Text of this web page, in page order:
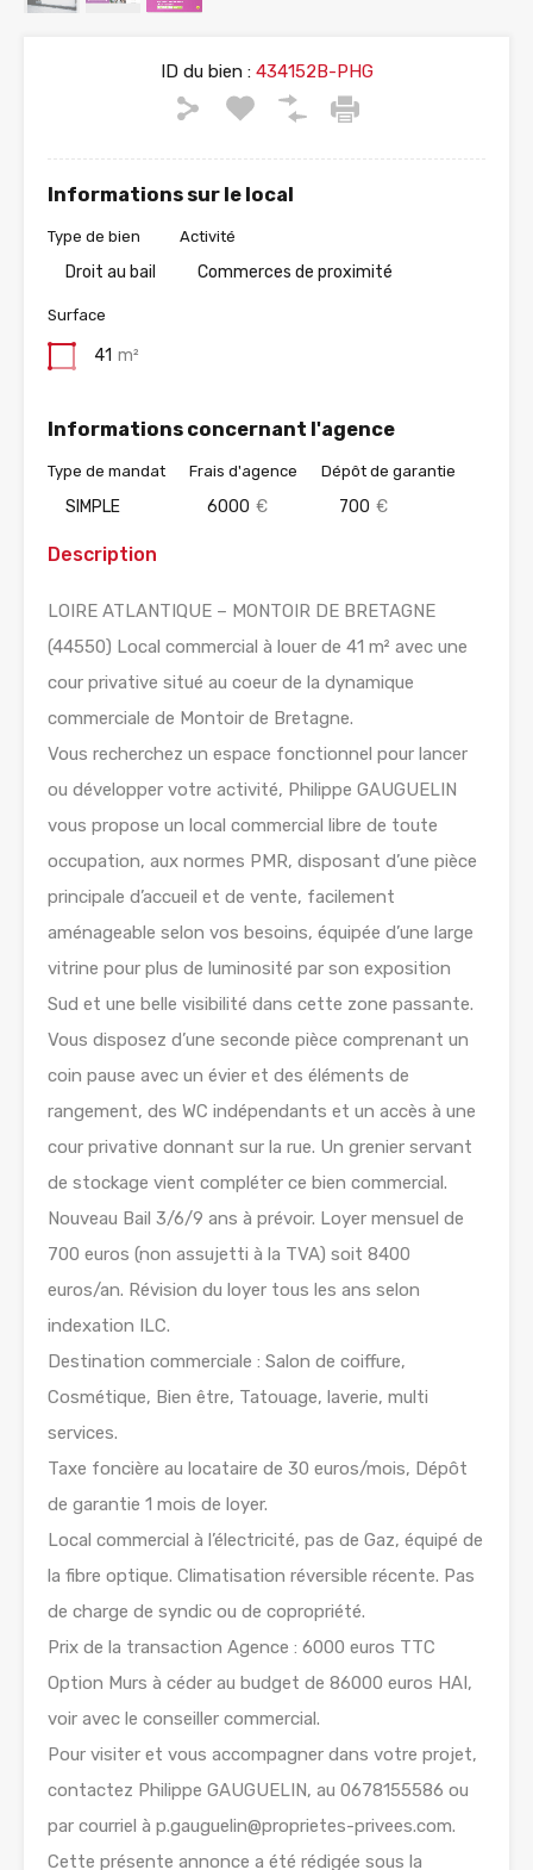
ID du bien :434152B-PHG
Informations sur le local
Type de bien
Droit au bail
Activité
Commerces de proximité
Surface
41 m²
Informations concernant l'agence
Type de mandat
SIMPLE
Frais d'agence
6000 €
Dépôt de garantie
700 €
Description
LOIRE ATLANTIQUE – MONTOIR DE BRETAGNE
(44550) Local commercial à louer de 41 m² avec une
cour privative situé au coeur de la dynamique
commerciale de Montoir de Bretagne.
Vous recherchez un espace fonctionnel pour lancer
ou développer votre activité, Philippe GAUGUELIN
vous propose un local commercial libre de toute
occupation, aux normes PMR, disposant d’une pièce
principale d’accueil et de vente, facilement
aménageable selon vos besoins, équipée d’une large
vitrine pour plus de luminosité par son exposition
Sud et une belle visibilité dans cette zone passante.
Vous disposez d’une seconde pièce comprenant un
coin pause avec un évier et des éléments de
rangement, des WC indépendants et un accès à une
cour privative donnant sur la rue. Un grenier servant
de stockage vient compléter ce bien commercial.
Nouveau Bail 3/6/9 ans à prévoir. Loyer mensuel de
700 euros (non assujetti à la TVA) soit 8400
euros/an. Révision du loyer tous les ans selon
indexation ILC.
Destination commerciale : Salon de coiffure,
Cosmétique, Bien être, Tatouage, laverie, multi
services.
Taxe foncière au locataire de 30 euros/mois, Dépôt
de garantie 1 mois de loyer.
Local commercial à l’électricité, pas de Gaz, équipé de
la fibre optique. Climatisation réversible récente. Pas
de charge de syndic ou de copropriété.
Prix de la transaction Agence : 6000 euros TTC
Option Murs à céder au budget de 86000 euros HAI,
voir avec le conseiller commercial.
Pour visiter et vous accompagner dans votre projet,
contactez Philippe GAUGUELIN, au 0678155586 ou
par courriel à p.gauguelin@proprietes-privees.com.
Cette présente annonce a été rédigée sous la